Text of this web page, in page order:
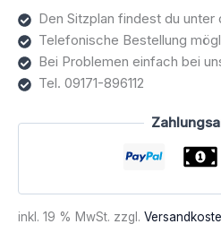
Den Sitzplan findest du unter
Telefonische Bestellung
Bei Problemen einfach bei
Tel. 09171-896112
inkl. 19 % MwSt. zzgl.